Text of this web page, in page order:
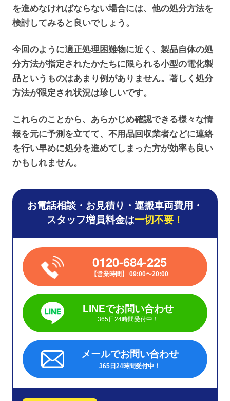
を進めなければならない場合には、他の処分方法を
検討してみると良いでしょう。
今回のように適正処理困難物に近く、製品自体の処
分方法が指定されたかたちに限られる小型の電化製
品というものはあまり例がありません。著しく処分
方法が限定され状況は珍しいです。
これらのことから、あらかじめ確認できる様々な情
報を元に予測を立てて、不用品回収業者などに連絡
を行い早めに処分を進めてしまった方が効率も良い
かもしれません。
お電話相談・お見積り・運搬車両費用・
スタッフ増員料金は一切不要！
0120-684-225
営業時間 09:00〜20:00
LINEでお問い合わせ
365日24時間受付中！
メールでお問い合わせ
365日24時間受付中！